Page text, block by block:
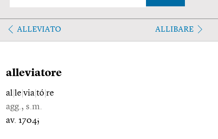
ALLEVIATO ALLIBARE
alleviatore
al le via tó re
agg., s.m.
av. 1704;